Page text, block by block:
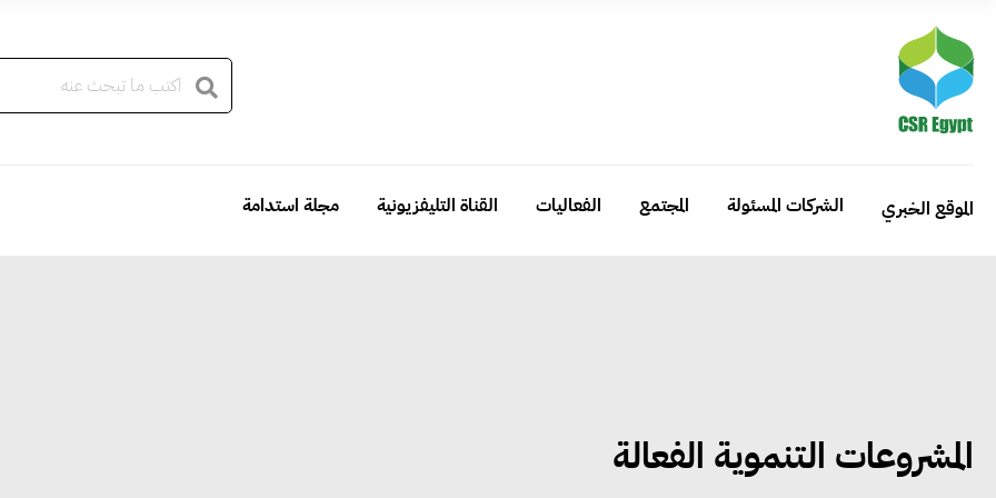
الموقع الخبري الشركات المسئولة المجتمع الفعاليات القناة التليفزيونية مجلة استدامة
المشروعات التنموية الفعالة